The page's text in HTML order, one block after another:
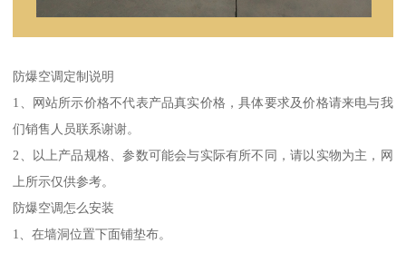
防爆空调定制说明
1、网站所示价格不代表产品真实价格，具体要求及价格请来电与我
们销售人员联系谢谢。
2、以上产品规格、参数可能会与实际有所不同，请以实物为主，网
上所示仅供参考。
防爆空调怎么安装
1、在墙洞位置下面铺垫布。